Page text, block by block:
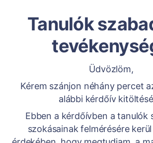
Tanulók
Üdvözlöm,
Kérem szánjon néhány percet
alábbi kérdőív
Ebben a kérdőívben a tanulók
szokásainak felmérésére